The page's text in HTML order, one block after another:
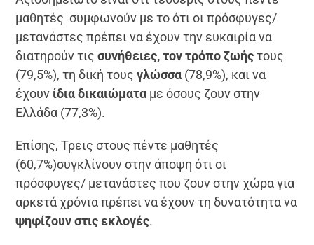
μαθητές συμφωνούν με το ότι οι πρόσφυγες/
μετανάστες πρέπει να έχουν την ευκαιρία να
διατηρούν τιςσυνήθειες, τον τρόπο ζωήςτους
(79,5%), τη δική τουςγλώσσα (78,9%), και να
έχουν ίδια δικαιώματα με όσους ζουν στην
Ελλάδα (77,3%).
Επίσης, Τρεις στους πέντε μαθητές
(60,7%)συγκλίνουν στην άποψη ότι οι
πρόσφυγες/ μετανάστες που ζουν στην χώρα για
αρκετά χρόνια πρέπει να έχουν τη δυνατότητα να
ψηφίζουν στις εκλογές.